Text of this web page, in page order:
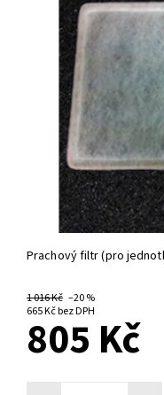
Prachový filtr (pro
1 016 Kč –20 %
665 Kč bez DPH
805 Kč